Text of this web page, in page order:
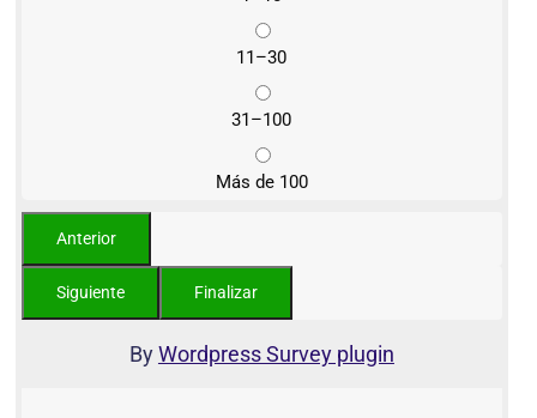
11–30
31–100
Más de 100
ByWordpress Survey plugin